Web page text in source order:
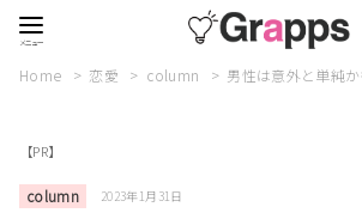
Home 恋愛 column 男性は意外と単純
【PR】
column 2023年1月31日